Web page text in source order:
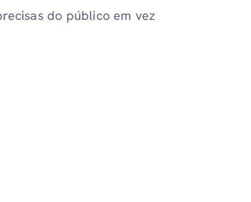
do público em vez